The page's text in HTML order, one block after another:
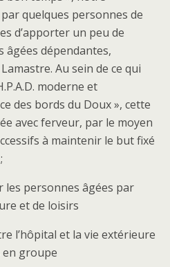
quelques personnes de
d’apporter un peu de
dépendantes,
Au sein de ce qui
moderne et
des bords du Doux », cette
avec ferveur, par le moyen
à maintenir le but fixé
personnes âgées par
et de loisirs
l’hôpital et la vie extérieure
en groupe